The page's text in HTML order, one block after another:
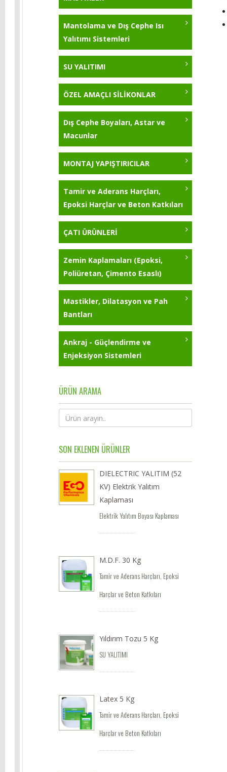
Yıldırım Tozu 5 Kg
KB-Pur 570
KB-Pur 222
KB-Pur 2K Topcoat
KB-Pur 223
KB-Pur 214 - 25 Kg
Mantolama ve Dış Cephe Isı
Yalıtımı Sistemleri
SU YALITIMI
ÖZEL AMAÇLI SİLİKONLAR
Dış Cephe Boyaları, Astar ve
Macunlar
MONTAJ YAPIŞTIRICILAR
Tamir ve Aderans Harçları,
Epoksi Harçlar ve Beton Katkıları
ÇATI ÜRÜNLERİ
Zemin Kaplamaları (Epoksi,
Poliüretan, Çimento Esaslı)
Mastikler, Dilatasyon ve Pah
Bantları
Ankraj - Güçlendirme ve
Enjeksiyon Sistemleri
ÜRÜN ARAMA
SON EKLENEN ÜRÜNLER
DIELECTRIC YALITIM (52
KV) Elektrik Yalıtım
Kaplaması
Elektrik Yalıtım Boyası Kaplaması
M.D.F. 30 Kg
Tamir ve Aderans Harçları, Epoksi
Harçlar ve Beton Katkıları
Yıldırım Tozu 5 Kg
SU YALITIMI
Latex 5 Kg
Tamir ve Aderans Harçları, Epoksi
Harçlar ve Beton Katkıları